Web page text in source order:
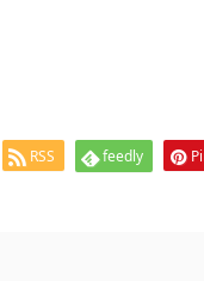
RSS feedly